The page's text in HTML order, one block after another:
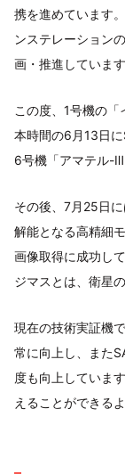
携を進めています
ンステレーション
画・推進しています
この度、1号機の
本時間の6月13日
6号機「アマテル-Ⅲ
その後、7月25日
解能となる高精細
画像取得に成功し
ジマスとは、衛星
現在の技術実証機
常に向上し、また
度も向上していま
えることができる